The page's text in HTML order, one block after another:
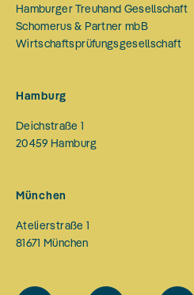
Hamburger Treuhand Gesellschaft
Schomerus & Partner mbB
Wirtschaftsprüfungsgesellschaft
Hamburg
Deichstraße 1
20459 Hamburg
München
Atelierstraße 1
81671 München